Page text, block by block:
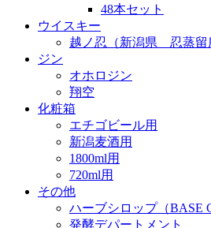
48本セット
ウイスキー
越ノ忍（新潟県 忍蒸留
ジン
オホロジン
翔空
化粧箱
エチゴビール用
新潟麦酒用
1800ml用
720ml用
その他
ハーブシロップ（BASE
発酵デパートメント